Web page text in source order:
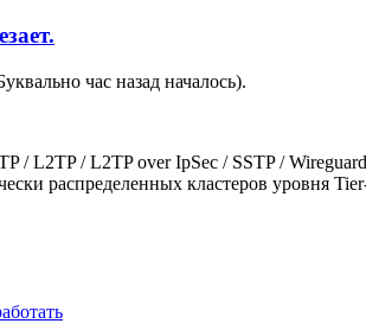
час назад началось).
/ L2TP / L2TP over IpSec / SSTP /
распределенных кластеров уровня